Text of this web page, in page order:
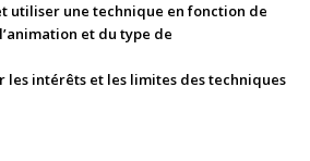
utiliser une technique en fonction de
et du type de
les intérêts et les limites des techniques